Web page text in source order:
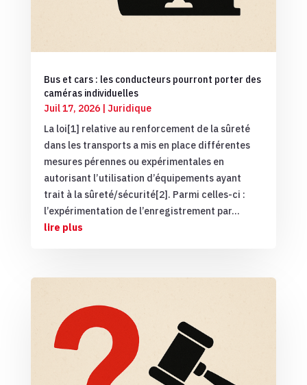
Bus et cars : les conducteurs pourront porter des
caméras individuelles
Juil 17, 2026| Juridique
La loi[1] relative au renforcement de la sûreté
dans les transports a mis en place différentes
mesures pérennes ou expérimentales en
autorisant l’utilisation d’équipements ayant
trait à la sûreté/sécurité[2]. Parmi celles-ci :
l’expérimentation de l’enregistrement par...
lire plus